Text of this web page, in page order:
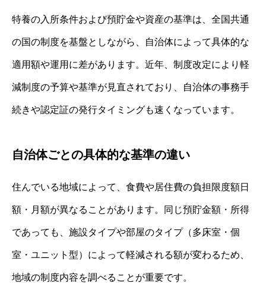
特養の入所条件および預貯金や資産の基準は、全国共通
の国の制度を基盤としながら、自治体によって具体的な
適用額や運用に差があります。近年、制度改定により軽
減制度の予算や基準が見直されており、自治体の事務手
続きや認定証の発行タイミングも速くなっています。
自治体ごとの具体的な基準の違い
住んでいる地域によって、食費や居住費の負担限度額日
額・月額が異なることがあります。同じ預貯金額・所得
であっても、施設タイプや部屋のタイプ（多床室・個
室・ユニット型）によって軽減される額が変わるため、
地域の制度内容を調べることが重要です。